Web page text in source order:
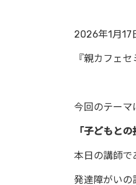
2026年1月
『親カフェ
今回のテーマ
「子どもとの
本日の講師で
発達障がいの